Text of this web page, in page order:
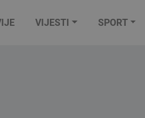
VIJESTI SPORT